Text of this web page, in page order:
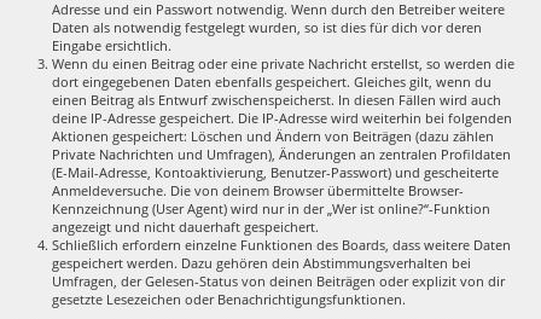
Adresse und ein Passwort notwendig. Wenn durch den Betreiber weitere
Daten als notwendig festgelegt wurden, so ist dies für dich vor deren
Eingabe ersichtlich.
Wenn du einen Beitrag oder eine private Nachricht erstellst, so werden die
dort eingegebenen Daten ebenfalls gespeichert. Gleiches gilt, wenn du
einen Beitrag als Entwurf zwischenspeicherst. In diesen Fällen wird auch
deine IP-Adresse gespeichert. Die IP-Adresse wird weiterhin bei folgenden
Aktionen gespeichert: Löschen und Ändern von Beiträgen (dazu zählen
Private Nachrichten und Umfragen), Änderungen an zentralen Profildaten
(E-Mail-Adresse, Kontoaktivierung, Benutzer-Passwort) und gescheiterte
Anmeldeversuche. Die von deinem Browser übermittelte Browser-
Kennzeichnung (User Agent) wird nur in der „Wer ist online?“-Funktion
angezeigt und nicht dauerhaft gespeichert.
Schließlich erfordern einzelne Funktionen des Boards, dass weitere Daten
gespeichert werden. Dazu gehören dein Abstimmungsverhalten bei
Umfragen, der Gelesen-Status von deinen Beiträgen oder explizit von dir
gesetzte Lesezeichen oder Benachrichtigungsfunktionen.